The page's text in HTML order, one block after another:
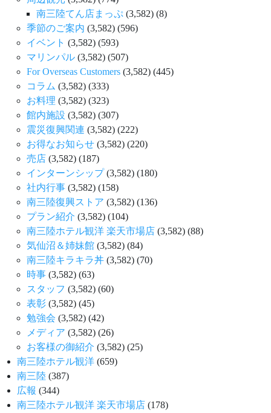
南三陸てん店まっぷ (3,582) (8)
季節のご案内 (3,582) (596)
イベント (3,582) (593)
マリンパル (3,582) (507)
For Overseas Customers (3,582) (445)
コラム (3,582) (333)
お料理 (3,582) (323)
館内施設 (3,582) (307)
震災復興関連 (3,582) (222)
お得なお知らせ (3,582) (220)
売店 (3,582) (187)
インターンシップ(3,582) (180)
社内行事 (3,582) (158)
南三陸復興ストア (3,582) (136)
プラン紹介 (3,582) (104)
南三陸ホテル観洋 楽天市場店 (3,582) (88)
気仙沼＆姉妹館 (3,582) (84)
南三陸キラキラ丼 (3,582) (70)
時事 (3,582) (63)
スタッフ (3,582) (60)
表彰 (3,582) (45)
勉強会 (3,582) (42)
メディア (3,582) (26)
お客様の御紹介 (3,582) (25)
南三陸ホテル観洋 (659)
南三陸 (387)
広報 (344)
南三陸ホテル観洋 楽天市場店 (178)